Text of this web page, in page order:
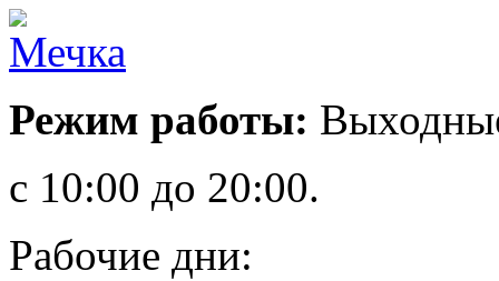
Режим работы:
с 10:00 до 20:00.
Рабочие дни: